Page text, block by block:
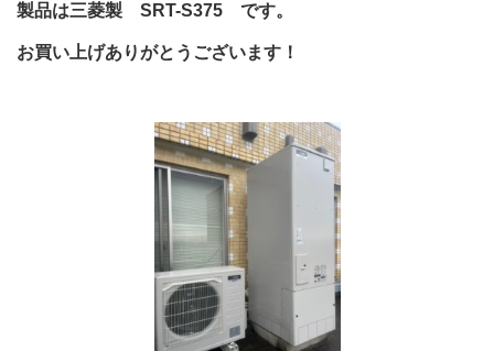
製品は三菱製 SRT-S375 です。
お買い上げありがとうございます！